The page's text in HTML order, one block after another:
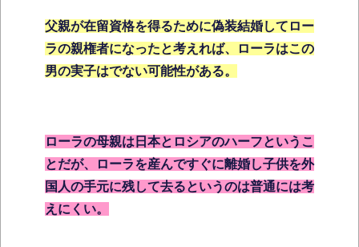
父親が在留資格を得るために偽装結婚してロー
ラの親権者になったと考えれば、ローラはこの
男の実子はでない可能性がある。
ローラの母親は日本とロシアのハーフというこ
とだが、ローラを産んですぐに離婚し子供を外
国人の手元に残して去るというのは普通には考
えにくい。